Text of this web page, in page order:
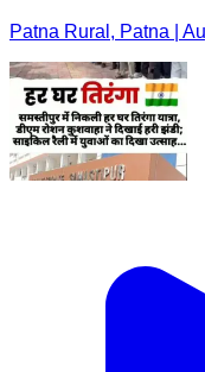
Patna Rural, Patna |